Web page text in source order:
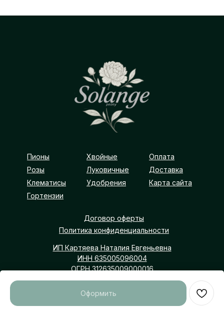
Оформить
solangepeony@yangex.ru +7 (903) 300-10-30
Оплата
Карта сайта
Доставка
Удобрения
Луковичные
Хвойные
Гортензии
Клематисы
Розы
Пионы
Договор оферты
Политика конфиденциальности
ИП Картяева Наталия Евгеньевна
ИНН 635005096004
ОГРН 312635009000016
Самарская обл, р-н Борский, с Покровка